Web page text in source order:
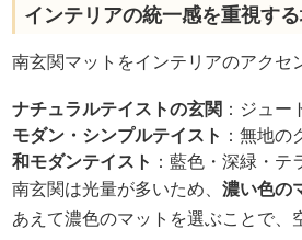
インテリアの統一感を重視す
南玄関マットをインテリアのアクセ
ナチュラルテイストの玄関 ：ジュ
モダン・シンプルテイスト ：無地
和モダンテイスト ：藍色・深緑・
南玄関は光量が多いため、 濃い色の
あえて濃色のマットを選ぶことで、